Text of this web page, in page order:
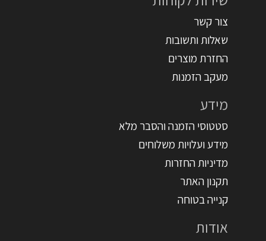
צור קשר
שאלות ותשובות
החזרת מוצרים
מעקב הזמנות
מידע
סטטוסי הזמנה והסבר מלא
מידע ועלויות משלוחים
מדיניות החזרות
תקנון האתר
קנייה בטוחה
אודות